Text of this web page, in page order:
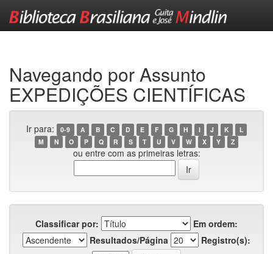
Navegando por Assunto
EXPEDIÇÕES CIENTÍFICAS
Ir para: 0-9 A B C D E F G H I J K
L
M
N O P Q R S T U V W X Y Z
ou entre com as primeiras letras:
Classificar por:
Em ordem:
Resultados/Página
Registro(s):